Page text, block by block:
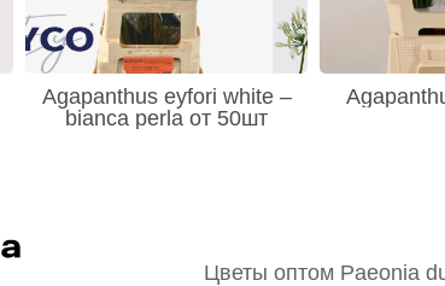
Agapanthus eyfori white –
bianca perla от 50шт
Цветы оптом Paeonia